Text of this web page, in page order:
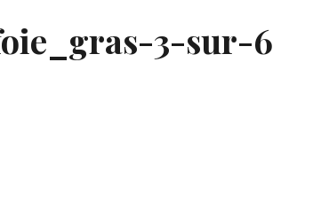
3-sur-6